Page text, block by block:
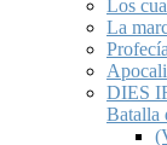
Los
La
DIES
Batalla